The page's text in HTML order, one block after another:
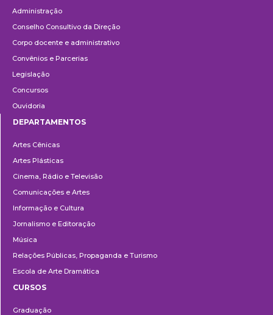
Administração
Conselho Consultivo da Direção
Corpo docente e administrativo
Convênios e Parcerias
Legislação
Concursos
Ouvidoria
DEPARTAMENTOS
Artes Cênicas
Artes Plásticas
Cinema, Rádio e Televisão
Comunicações e Artes
Informação e Cultura
Jornalismo e Editoração
Música
Relações Públicas, Propaganda e Turismo
Escola de Arte Dramática
CURSOS
Graduação